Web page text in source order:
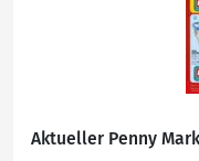
Aktueller Penny